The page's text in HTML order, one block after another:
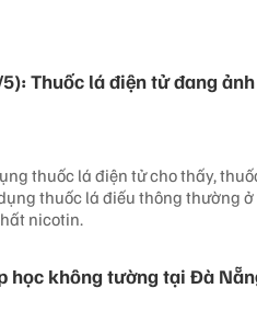
Thuốc lá điện tử đang
thuốc lá điện tử cho thấy,
thuốc lá điếu thông thường
nicotin.
học không tường tại Đà